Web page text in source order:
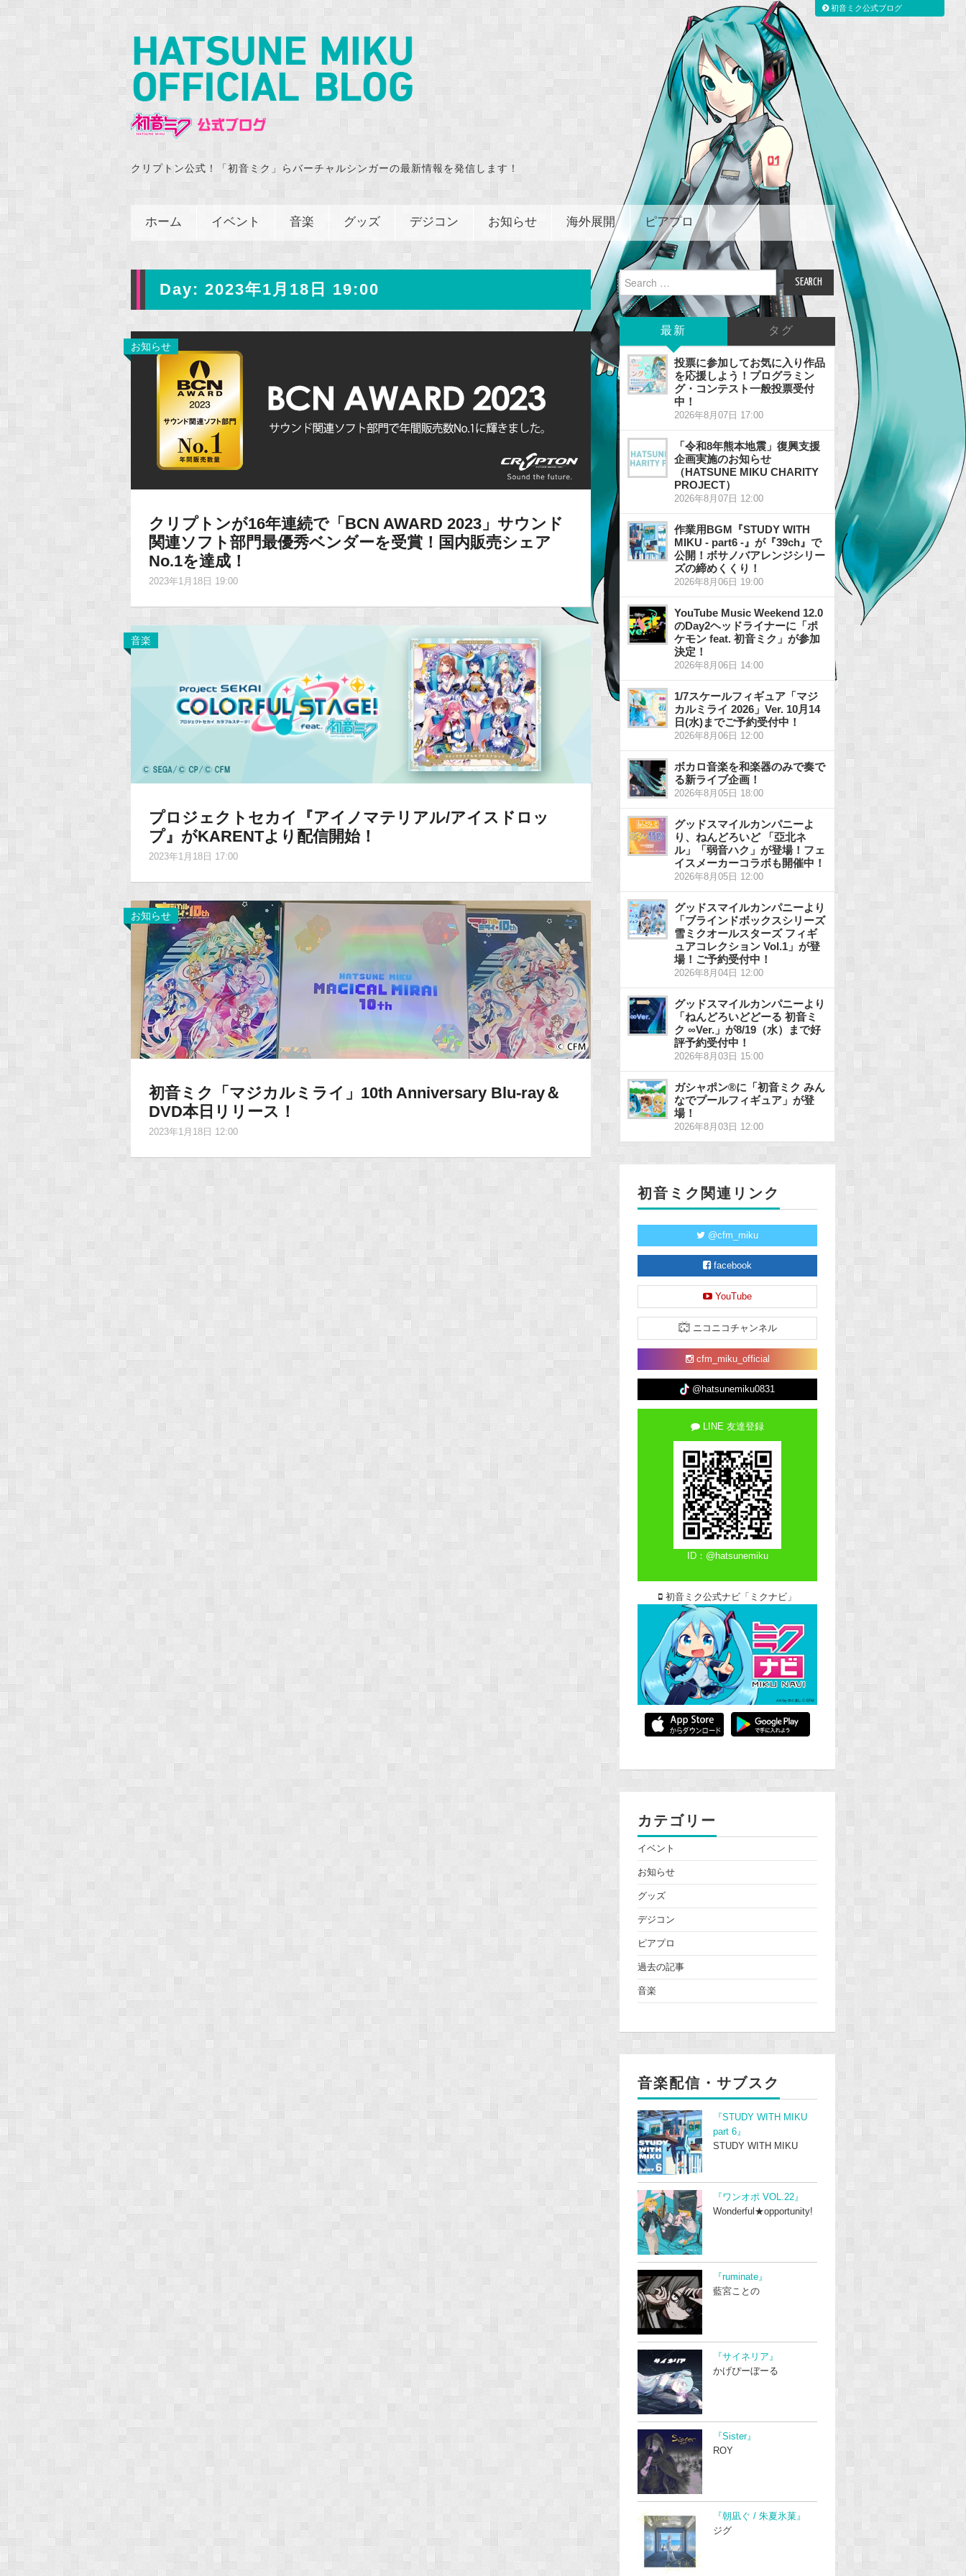
クリプトン公式！「初音ミク」らバーチャルシンガーの最新情報を発信します！
ホーム イベント 音楽 グッズ デジコン お知らせ 海外展開 ピアプロ
Day: 2023年1月18日 19:00
お知らせ
クリプトンが16年連続で「BCN AWARD 2023」サウンド
関連ソフト部門最優秀ベンダーを受賞！国内販売シェア
No.1を達成！
2023年1月18日 19:00
音楽
プロジェクトセカイ『アイノマテリアル/アイスドロッ
プ』がKARENTより配信開始！
2023年1月18日 17:00
お知らせ
初音ミク「マジカルミライ」10th Anniversary Blu-ray＆
DVD本日リリース！
2023年1月18日 12:00
Search
for:
最新 タグ
投票に参加してお気に入り作品
を応援しよう！プログラミン
グ・コンテスト一般投票受付
中！
2026年8月07日 17:00
「令和8年熊本地震」復興支援
企画実施のお知らせ
（HATSUNE MIKU CHARITY
PROJECT）
2026年8月07日 12:00
作業用BGM『STUDY WITH
MIKU - part6 -』が『39ch』で
公開！ボサノバアレンジシリー
ズの締めくくり！
2026年8月06日 19:00
YouTube Music Weekend 12.0
のDay2ヘッドライナーに「ポ
ケモン feat. 初音ミク」が参加
決定！
2026年8月06日 14:00
1/7スケールフィギュア「マジ
カルミライ 2026」Ver. 10月14
日(水)までご予約受付中！
2026年8月06日 12:00
ボカロ音楽を和楽器のみで奏で
る新ライブ企画！
2026年8月05日 18:00
グッドスマイルカンパニーよ
り、ねんどろいど 「亞北ネ
ル」「弱音ハク」が登場！フェ
イスメーカーコラボも開催中！
2026年8月05日 12:00
グッドスマイルカンパニーより
「ブラインドボックスシリーズ
雪ミクオールスターズ フィギ
ュアコレクション Vol.1」が登
場！ご予約受付中！
2026年8月04日 12:00
グッドスマイルカンパニーより
「ねんどろいどどーる 初音ミ
ク ∞Ver.」が8/19（水）まで好
評予約受付中！
2026年8月03日 15:00
ガシャポン®に「初音ミク みん
なでプールフィギュア」が登
場！
2026年8月03日 12:00
初音ミク関連リンク
@cfm_miku
facebook
YouTube
ニコニコチャンネル
cfm_miku_official
@hatsunemiku0831
LINE 友達登録
ID：@hatsunemiku
初音ミク公式ナビ「ミクナビ」
カテゴリー
イベント
お知らせ
グッズ
デジコン
ピアプロ
過去の記事
音楽
音楽配信・サブスク
『STUDY WITH MIKU
part 6』
STUDY WITH MIKU
『ワンオポ VOL.22』
Wonderful★opportunity!
『ruminate』
藍宮ことの
『サイネリア』
かげぴーぼーる
『Sister』
ROY
『朝凪ぐ / 朱夏氷菓』
ジグ
初音ミク公式ブログ